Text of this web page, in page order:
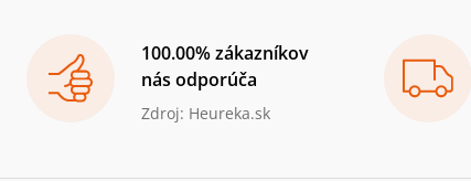
100.00% zákazníkov
nás odporúča
Zdroj: Heureka.sk